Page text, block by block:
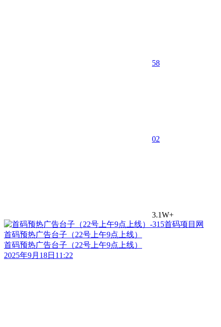
58
02
3.1W+
首码预热广告台子（22号上午9点上线）
首码预热广告台子（22号上午9点上线）
2025年9月18日11:22